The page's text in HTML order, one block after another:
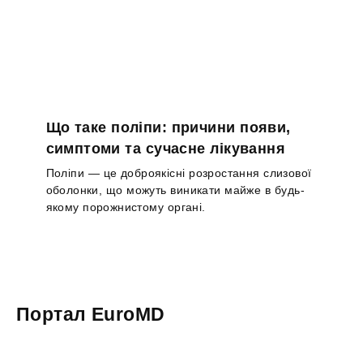
Що таке поліпи: причини появи,
симптоми та сучасне лікування
Поліпи — це доброякісні розростання слизової
оболонки, що можуть виникати майже в будь-
якому порожнистому органі.
Портал EuroMD